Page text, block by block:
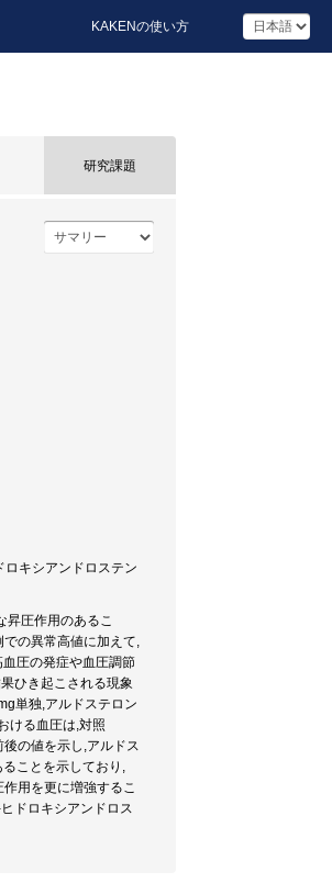
KAKENの使い方
研究課題
キシアンドロステン
昇圧作用のあるこ
の異常高値に加えて,
圧の発症や血圧調節
ひき起こされる現象
単独,アルドステロン
ける血圧は,対照
の値を示し,アルドス
ことを示しており,
用を更に増強するこ
ドロキシアンドロス